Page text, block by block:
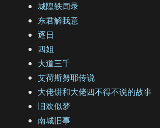
城隍轶闻录
东君解我意
逐日
四姐
大道三千
艾荷斯努耶传说
大佬饼和大佬四不得不说的故事
旧欢似梦
南城旧事